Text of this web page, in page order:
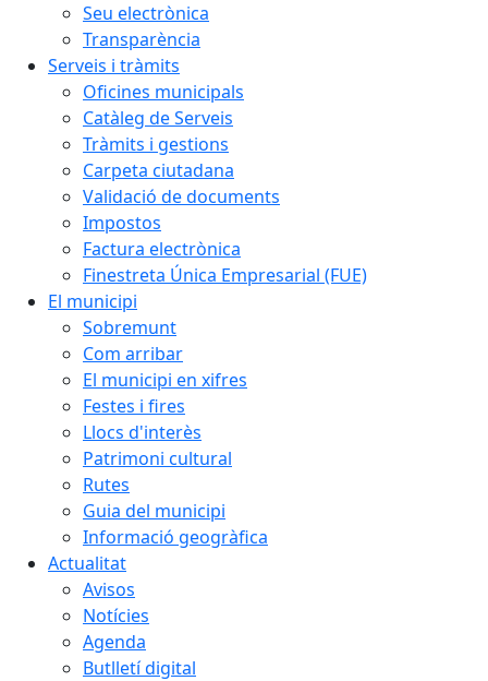
Seu electrònica
Transparència
Serveis i tràmits
Oficines municipals
Catàleg de Serveis
Tràmits i gestions
Carpeta ciutadana
Validació de documents
Impostos
Factura electrònica
Finestreta Única Empresarial (FUE)
El municipi
Sobremunt
Com arribar
El municipi en xifres
Festes i fires
Llocs d'interès
Patrimoni cultural
Rutes
Guia del municipi
Informació geogràfica
Actualitat
Avisos
Notícies
Agenda
Butlletí digital